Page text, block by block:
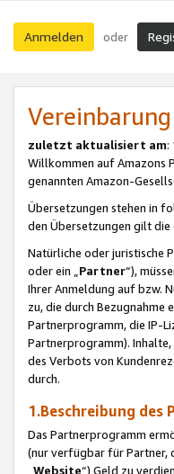
Anmelden oder
zuletzt aktualisiert am:
Willkommen auf Amazons
genannten Amazon-
Übersetzungen stehen in
den Übersetzungen gilt die
Natürliche oder juristische
oder ein „Partner“),
Ihrer Anmeldung auf bzw.
zu, die durch Bezugnahme
Partnerprogramm, die IP-
Partnerprogramm).
des Verbots von
durch.
1.Beschreibung
Das Partnerprogramm
(nur verfügbar für Partner,
Website“) Geld zu